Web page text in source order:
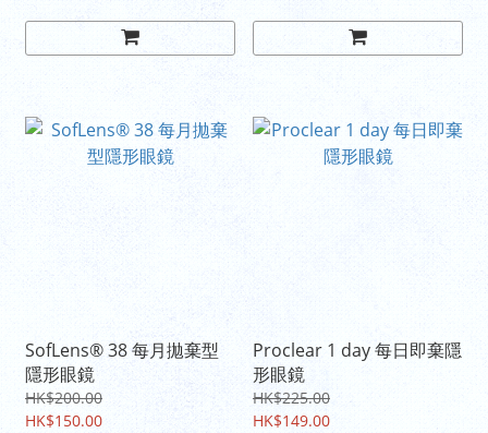
SofLens® 38 每月拋棄型
隱形眼鏡
HK$200.00
HK$150.00
Proclear 1 day 每日即棄隱
形眼鏡
HK$225.00
HK$149.00